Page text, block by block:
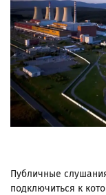
Публичные
подключиться к